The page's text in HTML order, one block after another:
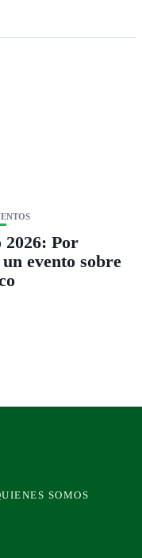
Por
evento sobre
SOMOS